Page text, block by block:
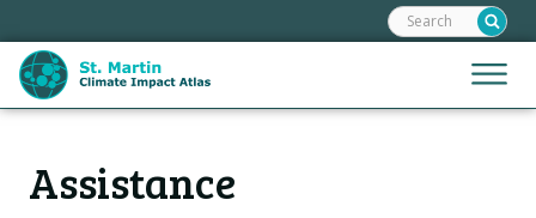
links
Jump
to
Jump
Jump
to
Menu
Frontend
search:
Assistance
HoofdnavigatieACCUEIL